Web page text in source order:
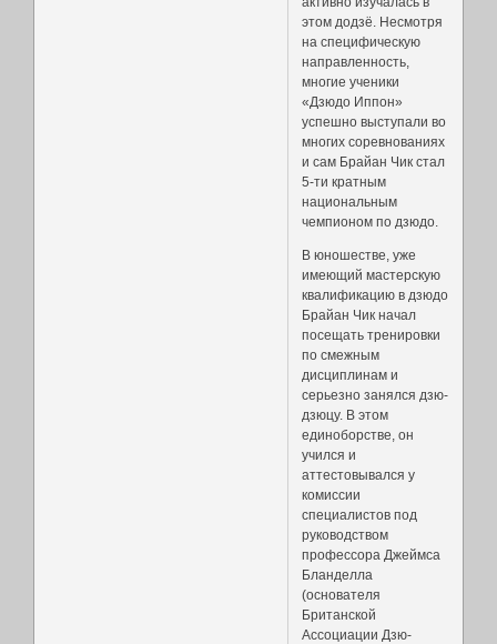
этом додзё. Несмотря
на специфическую
направленность,
многие ученики
«Дзюдо Иппон»
успешно выступали во
многих соревнованиях
и сам Брайан Чик стал
5-ти кратным
национальным
чемпионом по дзюдо.
В юношестве, уже
имеющий мастерскую
квалификацию в дзюдо
Брайан Чик начал
посещать тренировки
по смежным
дисциплинам и
серьезно занялся дзю-
дзюцу. В этом
единоборстве, он
учился и
аттестовывался у
комиссии
специалистов под
руководством
профессора Джеймса
Бланделла
(основателя
Британской
Ассоциации Дзю-